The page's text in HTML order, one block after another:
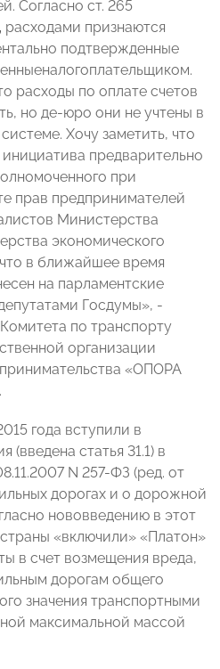
Согласно ст. 265
, расходами признаются
подтвержденные
расходы по оплате счетов
но де-юро они не учтены в
Хочу заметить, что
предварительно
при
прав предпринимателей
Министерства
экономического
в ближайшее время
на парламентские
Госдумы», -
по транспорту
организации
«ОПОРА
.
года вступили в
(введена статья 31.1) в
N 257-ФЗ (ред. от
дорогах и о дорожной
нововведению в этот
«включили» «Платон»
в счет возмещения вреда,
дорогам общего
значения транспортными
максимальной массой